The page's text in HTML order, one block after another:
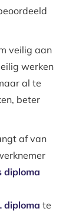
veilig aan
werken
al te
beter
af van
diploma
diploma te